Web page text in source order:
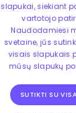
slapukai, siekiant
vartotojo
Naudodamiesi
svetaine, jūs
visais slapukais
mūsų slapukų
SUTIKTI SU